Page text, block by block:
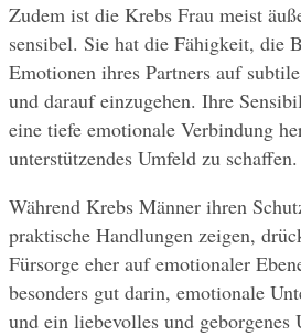
Zudem ist die Krebs Frau meist
sensibel. Sie hat die Fähigkeit, die
Emotionen ihres Partners auf
und darauf einzugehen. Ihre
eine tiefe emotionale Verbindung
unterstützendes Umfeld zu schaffen.
Während Krebs Männer ihren
praktische Handlungen zeigen,
Fürsorge eher auf emotionaler
besonders gut darin, emotionale
und ein liebevolles und geborgenes